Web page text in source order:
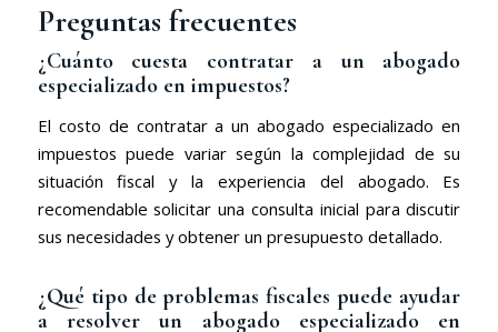
Preguntas frecuentes
¿Cuánto cuesta contratar a un abogado
especializado en impuestos?
El costo de contratar a un abogado especializado en
impuestos puede variar según la complejidad de su
situación fiscal y la experiencia del abogado. Es
recomendable solicitar una consulta inicial para discutir
sus necesidades y obtener un presupuesto detallado.
¿Qué tipo de problemas fiscales puede ayudar
a resolver un abogado especializado en